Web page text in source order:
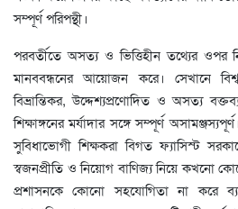
সম্পূর্ণ পরিপন্থী।
পরবর্তীতে অসত্য ও ভিত্তিহীন তথ্যের ওপর
মানববন্ধনের আয়োজন করে। সেখানে
বিভ্রান্তিকর, উদ্দেশ্যপ্রণোদিত ও অসত্য
শিক্ষাঙ্গনের মর্যাদার সঙ্গে সম্পূর্ণ
সুবিধাভোগী শিক্ষকরা বিগত ফ্যাসিস্ট
স্বজনপ্রীতি ও নিয়োগ বাণিজ্য নিয়ে কখনো
প্রশাসনকে কোনো সহযোগিতা না করে